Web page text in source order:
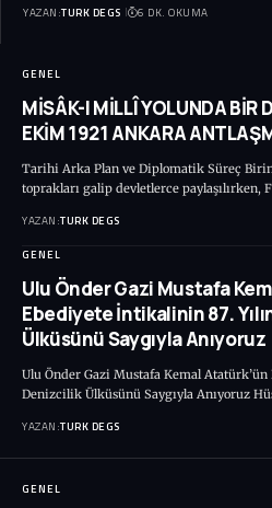
YAZAN:TURK DEGS 6 DK. OKUMA
GENEL
MİSÂK-I MİLLÎ YOLUNDA BİR
EKİM 1921 ANKARA
Tarihi Arka Plan ve Diplomatik Süreç
toprakları galip devletlerce paylaşılırken,
YAZAN:TURK DEGS
GENEL
Ulu Önder Gazi Mustafa
Ebediyete İntikalinin 87.
Ülküsünü Saygıyla Anıyoruz
Ulu Önder Gazi Mustafa Kemal
Denizcilik Ülküsünü Saygıyla Anıyoruz
YAZAN:TURK DEGS
GENEL